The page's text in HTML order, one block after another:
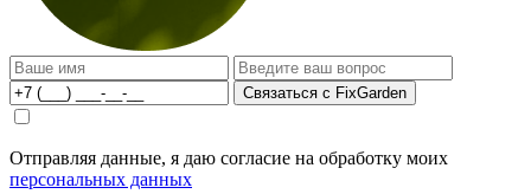
Связаться с FixGarden
Отправляя данные, я даю согласие на обработку моих
персональных данных